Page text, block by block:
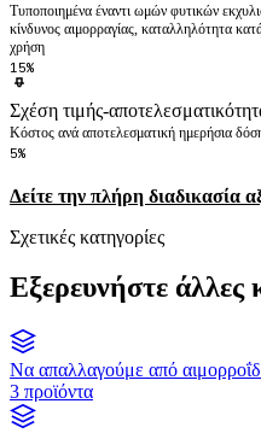
Τυποποιημένα έναντι ωμών φυτικών
κίνδυνος αιμορραγίας, καταλληλότητα
χρήση
15%
Σχέση τιμής-
Κόστος ανά αποτελεσματική ημερήσια
5%
Δείτε την πλήρη διαδικασία
Σχετικές κατηγορίες
Εξερευνήστε άλλες
Να απαλλαγούμε από
3 προϊόντα